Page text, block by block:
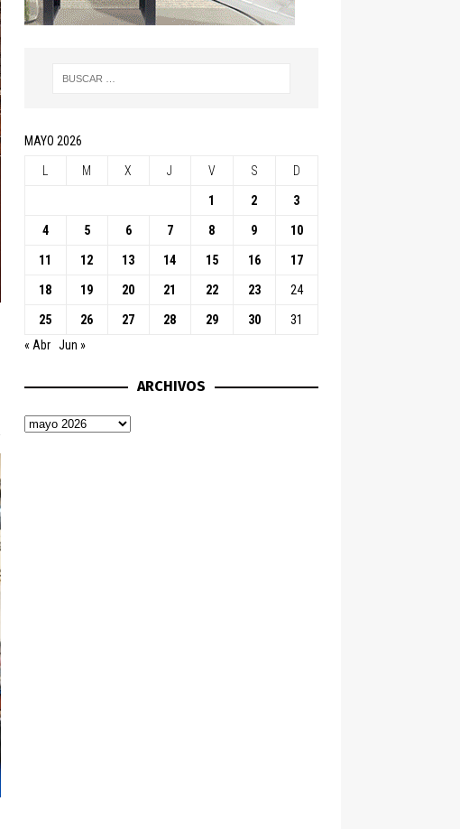
MAYO 2026
M X J V S D
1 2 3
4 5 6 7 8 9 10
11 12 13 14 15 16 17
18 19 20 21 22 23 24
25 26 27 28 29 30
31
« Abr Jun »
ARCHIVOS